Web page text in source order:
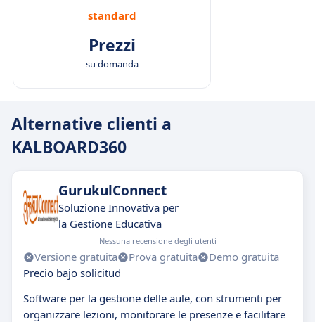
standard
Prezzi
su domanda
Alternative clienti a
KALBOARD360
GurukulConnect
Soluzione Innovativa per
la Gestione Educativa
Nessuna recensione degli utenti
Versione gratuita Prova gratuita
Demo gratuita
Precio bajo solicitud
Software per la gestione delle aule, con strumenti per
organizzare lezioni, monitorare le presenze e facilitare